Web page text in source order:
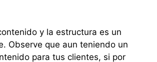
y la estructura es un
Observe que aun teniendo un
para tus clientes, si por